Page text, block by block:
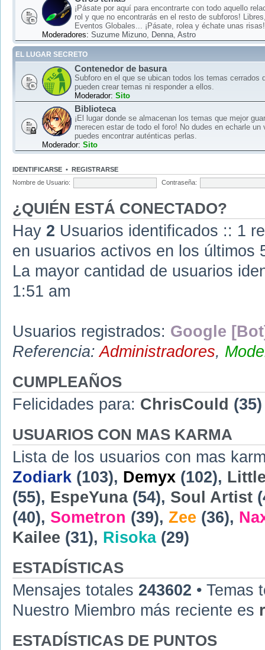
¡Pásate por aquí para encontrarte con todo aquello
rol y que no encontrarás en el resto de subforos!
Eventos Globales... ¡Pásate, rolea y échate unas risas!
Moderadores: Suzume Mizuno, Denna, Astro
EL LUGAR SECRETO
Contenedor de basura
Subforo en el que se ubican todos los temas cerrados
pueden crear temas ni responder a ellos.
Moderador: Sito
Biblioteca
¡El lugar donde se almacenan los temas que mejor
merecen estar de todo el foro! No dudes en echarle un
puedes encontrar auténticas perlas.
Moderador: Sito
IDENTIFICARSE • REGISTRARSE
Nombre de Usuario:
Contraseña:
¿QUIÉN ESTÁ CONECTADO?
Hay 2 Usuarios identificados :: 1
en usuarios activos en los últimos
La mayor cantidad de usuarios
1:51 am
Usuarios registrados: Google
Referencia:Administradores,
CUMPLEAÑOS
Felicidades para: ChrisCould (35)
USUARIOS CON MAS KARMA
Lista de los usuarios con mas
Zodiark (103), Demyx (102),
(55), EspeYuna(54), Soul Artist
(40), Sometron (39), Zee (36),
Kailee (31), Risoka(29)
ESTADÍSTICAS
Mensajes totales 243602 • Temas
Nuestro Miembro más reciente es
ESTADÍSTICAS DE PUNTOS